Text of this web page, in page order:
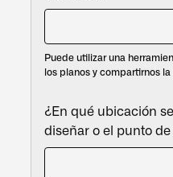
Puede utilizar una
los planos y compartirnos la
¿En qué ubicación
diseñar o el punto